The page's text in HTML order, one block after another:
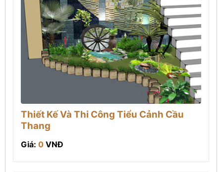
Thiết Kế Và Thi Công Tiểu Cảnh Cầu
Thang
Giá: 0 VNĐ